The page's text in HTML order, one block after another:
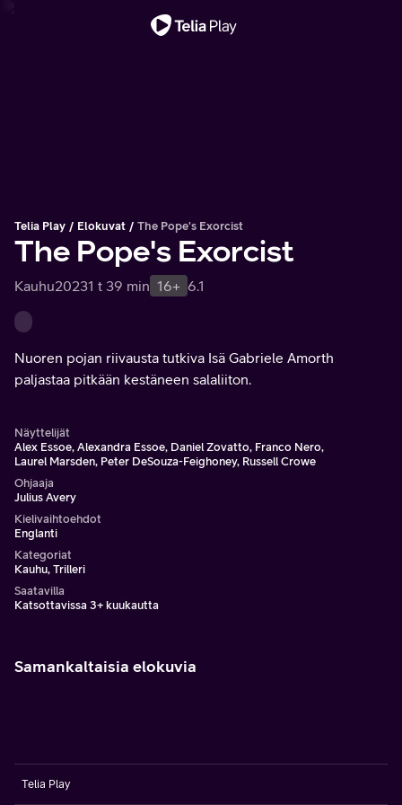
Telia Play Elokuvat The Pope's Exorcist
The Pope's Exorcist
Kauhu20231 t 39 min 16+ 6.1
Nuoren pojan riivausta tutkiva Isä Gabriele Amorth
paljastaa pitkään kestäneen salaliiton.
Näyttelijät
Alex Essoe, Alexandra Essoe, Daniel Zovatto, Franco Nero,
Laurel Marsden, Peter DeSouza-Feighoney, Russell Crowe
Ohjaaja
Julius Avery
Kielivaihtoehdot
Englanti
Kategoriat
Kauhu, Trilleri
Saatavilla
Katsottavissa 3+ kuukautta
Samankaltaisia elokuvia
Telia Play